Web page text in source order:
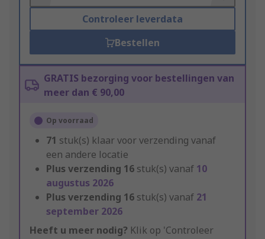
Controleer leverdata
Bestellen
GRATIS bezorging voor bestellingen van
meer dan € 90,00
Op voorraad
71 stuk(s) klaar voor verzending vanaf
een andere locatie
Plus verzending 16 stuk(s) vanaf 10
augustus 2026
Plus verzending 16 stuk(s) vanaf 21
september 2026
Heeft u meer nodig? Klik op 'Controleer